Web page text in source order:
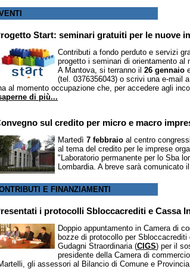
Start: seminari gratuiti per le nuove
Contributi a fondo perduto e servizi
progetto i seminari di orientamento al
A Mantova, si terranno il26 gennaio
(tel. 0376356043) o scrivi una e-mail a
al momento occupazione che, per accedere agli
di più...
sul credito per micro e macro
Martedì7 febbraio al centro
al tema del credito per le imprese
"Laboratorio permanente per lo Sba
Lombardia. A breve sarà comunicato
E FINANZIAMENTI
i protocolli Sbloccacrediti e Cassa
Doppio appuntamento in Camera di
bozze di protocollo per
Gudagni Straordinaria (CIGS) per il
presidente della Camera di
gli assessori al Bilancio di Comune e